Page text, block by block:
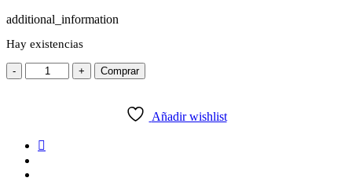
additional_information
Hay existencias
-
Clips
Unicornio
+ Comprar
Añadir wishlist